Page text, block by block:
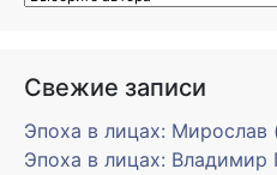
Свежие записи
Эпоха в лицах:
Эпоха в лицах: Владимир